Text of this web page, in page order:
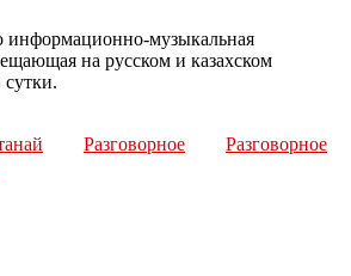
музыкальная
на русском и казахском
сутки.
Разговорное
Разговорное